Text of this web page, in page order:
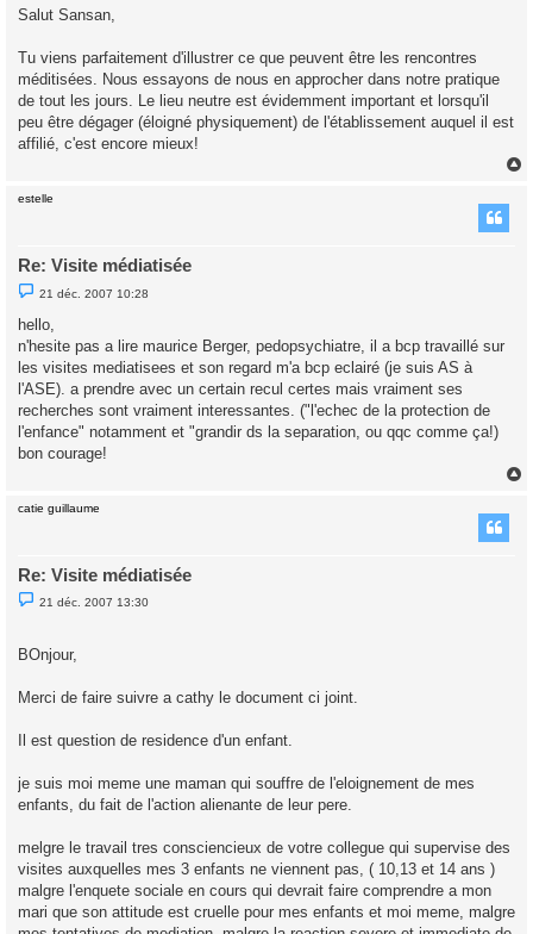
s
s
e
n
n
l
u
Salut Sansan,
Tu viens parfaitement d'illustrer ce que peuvent être les rencontres
méditisées. Nous essayons de nous en approcher dans notre pratique
de tout les jours. Le lieu neutre est évidemment important et lorsqu'il
peu être dégager (éloigné physiquement) de l'établissement auquel il est
affilié, c'est encore mieux!
estelle
Re: Visite médiatisée
M
e
s
s
a
e
n
o
n
l
21 déc. 2007 10:28
hello,
n'hesite pas a lire maurice Berger, pedopsychiatre, il a bcp travaillé sur
les visites mediatisees et son regard m'a bcp eclairé (je suis AS à
l'ASE). a prendre avec un certain recul certes mais vraiment ses
recherches sont vraiment interessantes. ("l'echec de la protection de
l'enfance" notamment et "grandir ds la separation, ou qqc comme ça!)
bon courage!
catie guillaume
Re: Visite médiatisée
M
e
a
n
l
21 déc. 2007 13:30
BOnjour,
Merci de faire suivre a cathy le document ci joint.
Il est question de residence d'un enfant.
je suis moi meme une maman qui souffre de l'eloignement de mes
enfants, du fait de l'action alienante de leur pere.
melgre le travail tres consciencieux de votre collegue qui supervise des
visites auxquelles mes 3 enfants ne viennent pas, ( 10,13 et 14 ans )
malgre l'enquete sociale en cours qui devrait faire comprendre a mon
mari que son attitude est cruelle pour mes enfants et moi meme, malgre